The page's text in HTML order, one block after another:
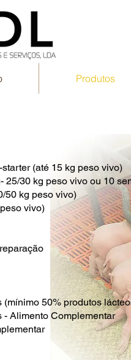
Produtos
(até 15 kg peso vivo)
25/30 kg peso vivo ou 10
50 kg peso vivo)
vivo)
50% produtos
- Alimento Complementar